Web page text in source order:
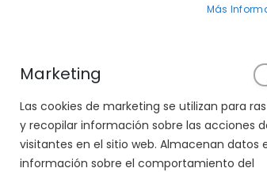
Más
Marketing
Las cookies de marketing se utilizan para
y recopilar información sobre las acciones
visitantes en el sitio web. Almacenan datos
información sobre el comportamiento del